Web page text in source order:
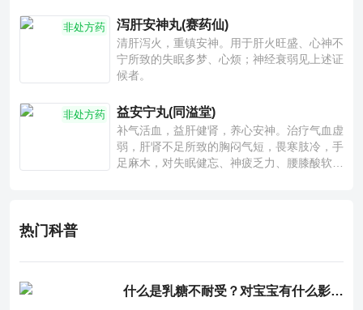
非处方药 泻肝安神丸(赛药仙)
清肝泻火，重镇安神。用于肝火旺盛、心神不
宁所致的失眠多梦、心烦；神经衰弱见上述证
候者。
非处方药 益安宁丸(同溢堂)
补气活血，益肝健肾，养心安神。治疗气血虚
弱，肝肾不足所致的胸闷气短，畏寒肢冷，手
足麻木，对失眠健忘、神疲乏力、腰膝酸软也
热门科普
什么是乳糖不耐受？对宝宝有什么影响？